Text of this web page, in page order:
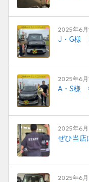
2025年6月
J・G様
2025年6月
A・S様
2025年6月
ぜひ当店
2025年6月